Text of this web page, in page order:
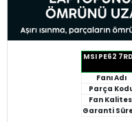
MSI PE62
Fanı Adı
Parça
Fan
Garanti